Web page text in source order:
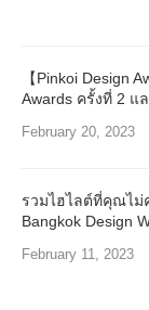
【Pinkoi Design
Awards ครั้งที่ 2 แ
February 20, 2023
รวมไฮไลต์ที่คุณไม่
Bangkok Design
February 11, 2023